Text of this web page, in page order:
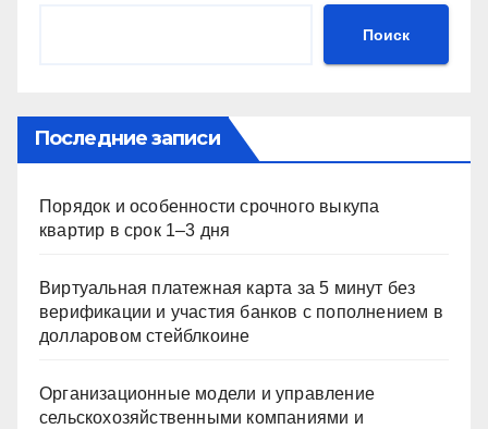
Поиск
Последние записи
Порядок и особенности срочного выкупа
квартир в срок 1–3 дня
Виртуальная платежная карта за 5 минут без
верификации и участия банков с пополнением в
долларовом стейблкоине
Организационные модели и управление
сельскохозяйственными компаниями и